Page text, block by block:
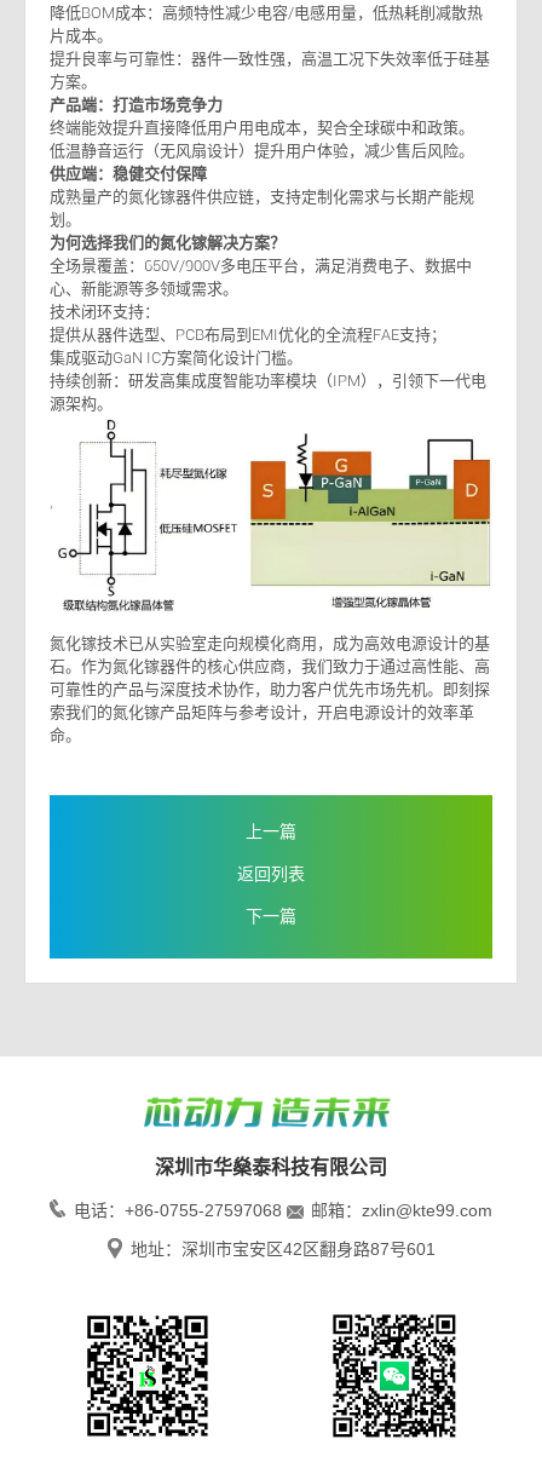
降低BOM成本：高频特性减少电容/电感用量，低热耗削减散热
片成本。
提升良率与可靠性：器件一致性强，高温工况下失效率低于硅基
方案。
产品端：打造市场竞争力
终端能效提升直接降低用户用电成本，契合全球碳中和政策。
低温静音运行（无风扇设计）提升用户体验，减少售后风险。
供应端：稳健交付保障
成熟量产的氮化镓器件供应链，支持定制化需求与长期产能规
划。
为何选择我们的氮化镓解决方案？
全场景覆盖：650V/900V多电压平台，满足消费电子、数据中
心、新能源等多领域需求。
技术闭环支持：
提供从器件选型、PCB布局到EMI优化的全流程FAE支持；
集成驱动GaN IC方案简化设计门槛。
持续创新：研发高集成度智能功率模块（IPM），引领下一代电
源架构。
氮化镓技术已从实验室走向规模化商用，成为高效电源设计的基
石。作为氮化镓器件的核心供应商，我们致力于通过高性能、高
可靠性的产品与深度技术协作，助力客户优先市场先机。即刻探
索我们的氮化镓产品矩阵与参考设计，开启电源设计的效率革
命。
上一篇
返回列表
下一篇
深圳市华燊泰科技有限公司
电话：+86-0755-27597068
邮箱：zxlin@kte99.com
地址：深圳市宝安区42区翻身路87号601